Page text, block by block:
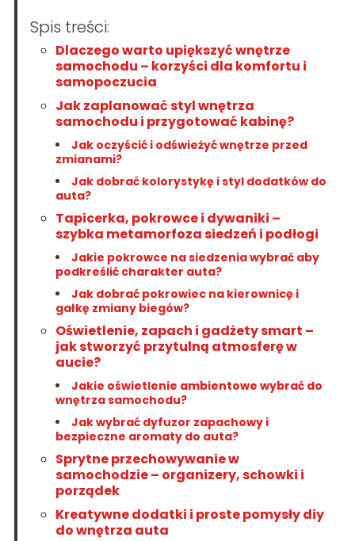
Spis treści:
Dlaczego warto upiększyć wnętrze
samochodu – korzyści dla komfortu i
samopoczucia
Jak zaplanować styl wnętrza
samochodu i przygotować kabinę?
Jak oczyścić i odświeżyć wnętrze przed
zmianami?
Jak dobrać kolorystykę i styl dodatków do
auta?
Tapicerka, pokrowce i dywaniki –
szybka metamorfoza siedzeń i podłogi
Jakie pokrowce na siedzenia wybrać aby
podkreślić charakter auta?
Jak dobrać pokrowiec na kierownicę i
gałkę zmiany biegów?
Oświetlenie, zapach i gadżety smart –
jak stworzyć przytulną atmosferę w
aucie?
Jakie oświetlenie ambientowe wybrać do
wnętrza samochodu?
Jak wybrać dyfuzor zapachowy i
bezpieczne aromaty do auta?
Sprytne przechowywanie w
samochodzie – organizery, schowki i
porządek
Kreatywne dodatki i proste pomysły diy
do wnętrza auta